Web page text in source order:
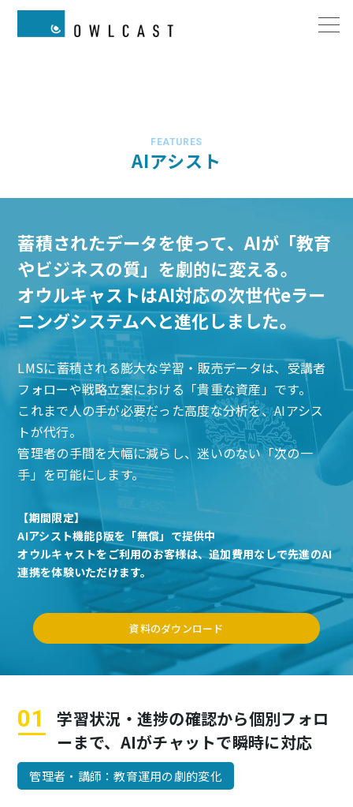
AIアシスト
FEATURES
蓄積されたデータを使って、AIが「教育
やビジネスの質」を劇的に変える。
オウルキャストはAI対応の次世代eラー
ニングシステムへと進化しました。
LMSに蓄積される膨大な学習・販売データは、受講者
フォローや戦略立案における「貴重な資産」です。
これまで人の手が必要だった高度な分析を、AIアシス
トが代行。
管理者の手間を大幅に減らし、迷いのない「次の一
手」を可能にします。
【期間限定】
AIアシスト機能β版を「無償」で提供中
オウルキャストをご利用のお客様は、追加費用なしで先進のAI
連携を体験いただけます。
資料のダウンロード
学習状況・進捗の確認から個別フォロ
ーまで、 AIがチャットで瞬時に対応
管理者・講師：教育運用の劇的変化